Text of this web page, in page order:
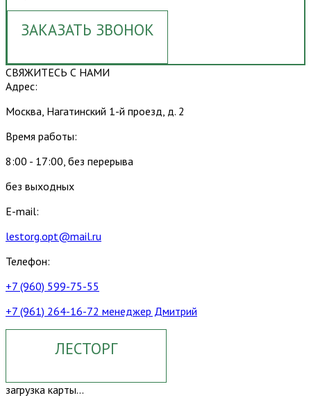
ЗАКАЗАТЬ ЗВОНОК
СВЯЖИТЕСЬ С НАМИ
Адрес:
Москва, Нагатинский 1-й проезд, д. 2
Время работы:
8:00 - 17:00, без перерыва
без выходных
E-mail:
lestorg.opt@mail.ru
Телефон:
+7 (960) 599-75-55
+7 (961) 264-16-72 менеджер Дмитрий
ЛЕСТОРГ
загрузка карты...